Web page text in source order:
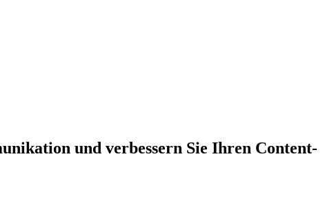
und verbessern Sie Ihren Content-